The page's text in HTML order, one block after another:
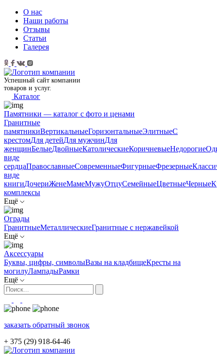
О нас
Наши работы
Отзывы
Статьи
Галерея
Успешный сайт компании
товаров и услуг.
Каталог
Памятники — каталог с фото и ценами
Гранитные
памятникиВертикальныеГоризонтальныеЭлитныеС
крестомДля детейДля мужчинДля
женщинБелыеДвойныеКатолическиеКоричневыеНедорогие
виде
сердцаПравославныеСовременныеФигурныеФрезерные
виде
книгиДочериЖенеМамеМужуОтцуСемейныеЦветныеЧерные
комплексы
Ещё
Ограды
ГранитныеМеталлическиеГранитные c нержавейкой
Ещё
Аксессуары
Буквы, цифры, символыВазы на кладбищеКресты на
могилуЛампадыРамки
Ещё
заказать обратный звонок
+ 375 (29) 918-64-46